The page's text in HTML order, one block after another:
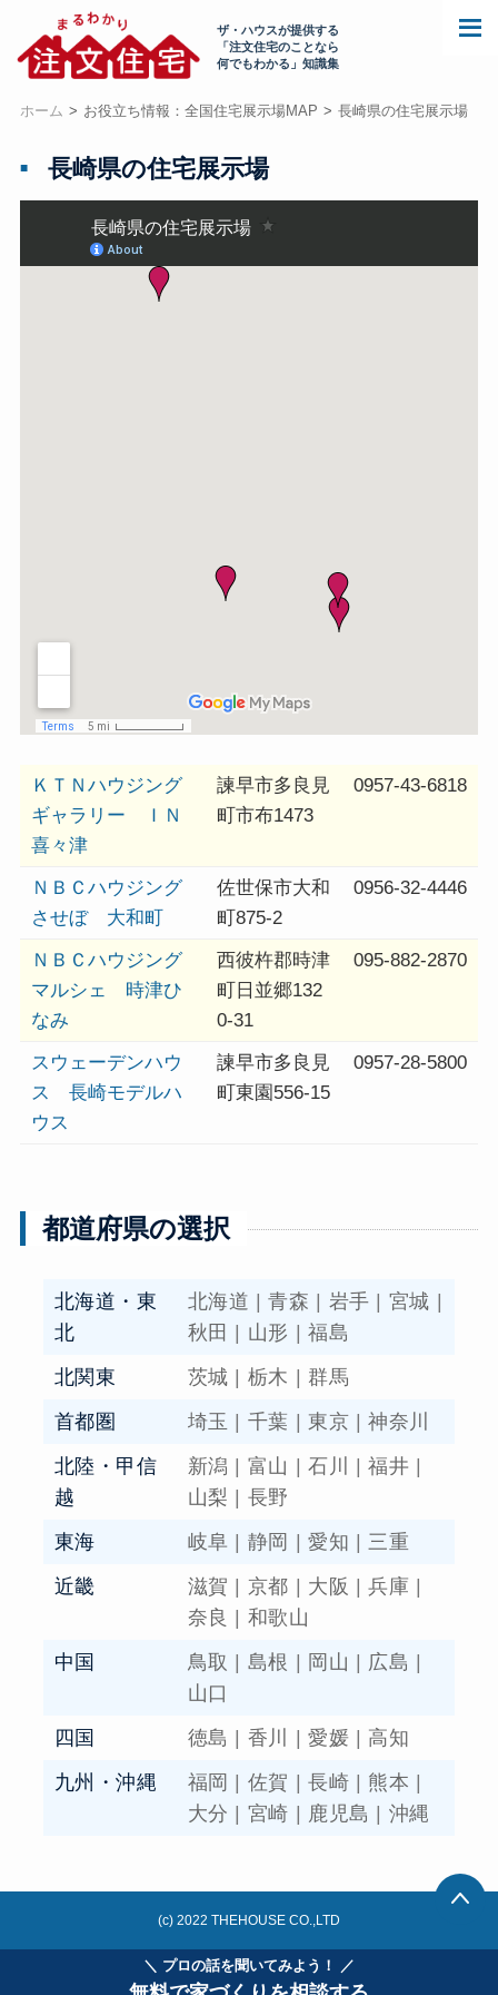
＼ プロの話を聞いてみよう！ ／
ザ・ハウスが提供する
「注文住宅のことなら
何でもわかる」知識集
ホーム お役立ち情報：全国住宅展示場MAP 長崎県の住宅展示場
長崎県の住宅展示場
ＫＴＮハウジング
ギャラリー ＩＮ
喜々津
諫早市多良見
町市布1473
0957-43-6818
ＮＢＣハウジング
させぼ 大和町
佐世保市大和
町875-2
0956-32-4446
ＮＢＣハウジング
マルシェ 時津ひ
なみ
西彼杵郡時津
町日並郷132
0-31
095-882-2870
スウェーデンハウ
ス 長崎モデルハ
ウス
諫早市多良見
町東園556-15
0957-28-5800
都道府県の選択
北海道・東
北
北海道 |青森 岩手 宮城
秋田
山形
福島
北関東
茨城 栃木
群馬
首都圏
埼玉 千葉 東京 |神奈川
北陸・甲信
越
新潟 富山 石川 |福井
山梨
長野
東海
岐阜 静岡 愛知 |三重
近畿
滋賀 京都 大阪 |兵庫
奈良
和歌山
中国
鳥取 島根 岡山 広島
山口
四国
徳島 香川 愛媛
高知
九州・沖縄
福岡 佐賀 長崎 熊本
大分
宮崎 鹿児島 沖縄
(c) 2022 THEHOUSE CO.,LTD